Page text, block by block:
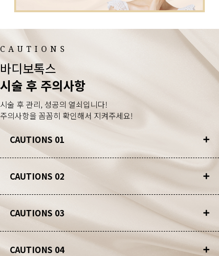
CAUTIONS
바디보톡스
시술 후 주의사항
시술 후 관리, 성공의 열쇠입니다!
주의사항을 꼼꼼히 확인해서 지켜주세요!
CAUTIONS 01
CAUTIONS 02
CAUTIONS 03
CAUTIONS 04